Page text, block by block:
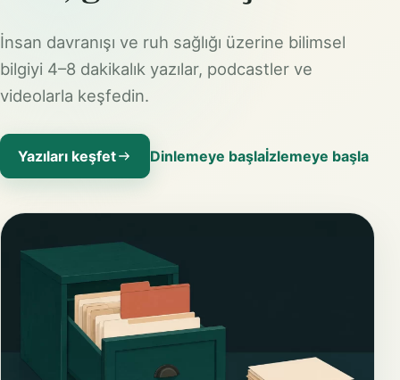
İnsan davranışı ve ruh sağlığı üzerine bilimsel
bilgiyi 4–8 dakikalık yazılar, podcastler ve
videolarla keşfedin.
Yazıları keşfet Dinlemeye başlaİzlemeye başla